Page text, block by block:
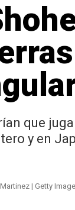
que
y en
| Getty